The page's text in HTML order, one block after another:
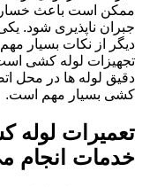
ممکن است باعث
جبران ناپذیری شود.
دیگر از نکات بسیار
تجهیزات لوله کشی
دقیق لوله ها در محل
کشی بسیار مهم است.
تعمیرات
خدمات انجام